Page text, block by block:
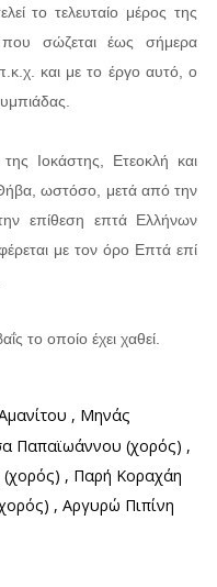
το τελευταίο μέρος της
που σώζεται έως σήμερα
και με το έργο αυτό, ο
Ιοκάστης, Ετεοκλή και
ωστόσο, μετά από την
επίθεση επτά Ελλήνων
με τον όρο Επτά επί
το οποίο έχει χαθεί.
, Μηνάς
Παπαϊωάννου (χορός) ,
, Παρή Κοραχάη
, Αργυρώ Πιπίνη